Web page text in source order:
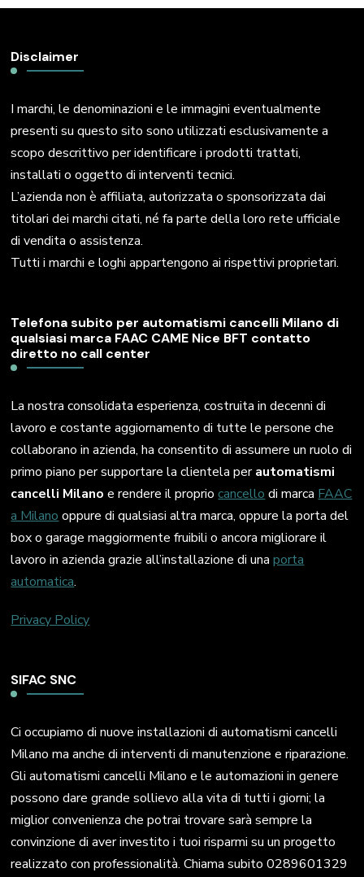
Disclaimer
I marchi, le denominazioni e le immagini eventualmente
presenti su questo sito sono utilizzati esclusivamente a
scopo descrittivo per identificare i prodotti trattati,
installati o oggetto di interventi tecnici.
L’azienda non è affiliata, autorizzata o sponsorizzata dai
titolari dei marchi citati, né fa parte della loro rete ufficiale
di vendita o assistenza.
Tutti i marchi e loghi appartengono ai rispettivi proprietari.
Telefona subito per automatismi cancelli Milano di
qualsiasi marca FAAC CAME Nice BFT contatto
diretto no call center
La nostra consolidata esperienza, costruita in decenni di
lavoro e costante aggiornamento di tutte le persone che
collaborano in azienda, ha consentito di assumere un ruolo di
primo piano per supportare la clientela perautomatismi
cancelli Milano e rendere il propriocancello di marca FAAC
a Milano oppure di qualsiasi altra marca, oppure la porta del
box o garage maggiormente fruibili o ancora migliorare il
lavoro in azienda grazie all’installazione di unaporta
automatica.
Privacy Policy
SIFAC SNC
Ci occupiamo di nuove installazioni di automatismi cancelli
Milano ma anche di interventi di manutenzione e riparazione.
Gli automatismi cancelli Milano e le automazioni in genere
possono dare grande sollievo alla vita di tutti i giorni; la
miglior convenienza che potrai trovare sarà sempre la
convinzione di aver investito i tuoi risparmi su un progetto
realizzato con professionalità. Chiama subito 0289601329